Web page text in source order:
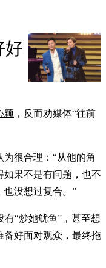
好
颖 ，反而劝媒体“往前
很合理：“从他的角
如果不是有问题，也不
也没想过复合。”
“炒她鱿鱼”，甚至想
备好面对观众，最终拖